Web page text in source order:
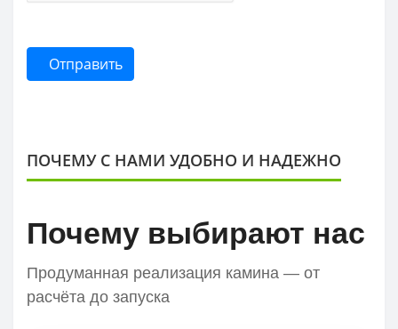
Отправить
ПОЧЕМУ С НАМИ УДОБНО И НАДЕЖНО
Почему выбирают нас
Продуманная реализация камина — от
расчёта до запуска